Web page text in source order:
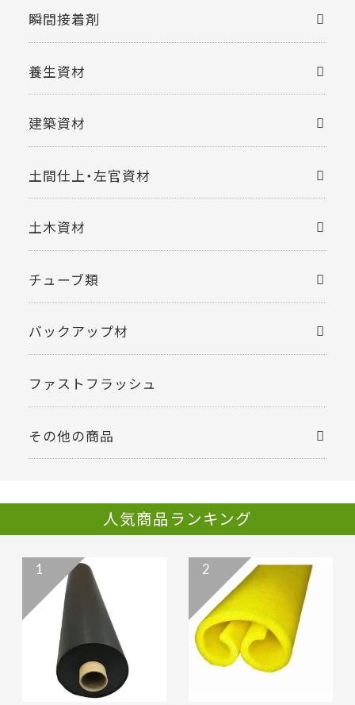
瞬間接着剤
養生資材
建築資材
土間仕上・左官資材
土木資材
チューブ類
バックアップ材
ファストフラッシュ
その他の商品
人気商品ランキング
1 2